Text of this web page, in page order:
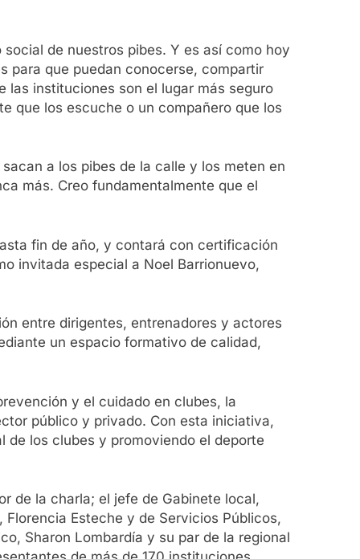
de nuestros pibes. Y es así como hoy
para que puedan conocerse, compartir
las instituciones son el lugar más seguro
que los escuche o un compañero que los
a los pibes de la calle y los meten en
más. Creo fundamentalmente que el
fin de año, y contará con certificación
invitada especial a Noel Barrionuevo,
entre dirigentes, entrenadores y actores
un espacio formativo de calidad,
y el cuidado en clubes, la
público y privado. Con esta iniciativa,
de los clubes y promoviendo el deporte
de la charla; el jefe de Gabinete local,
Esteche y de Servicios Públicos,
Sharon Lombardía y su par de la regional